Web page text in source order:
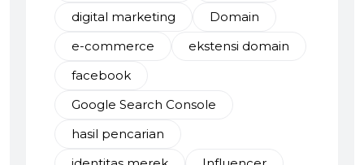
digital marketing
Domain
e-commerce
ekstensi domain
facebook
Google Search Console
hasil pencarian